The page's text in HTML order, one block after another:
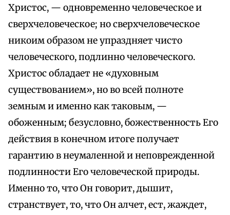
Христос, — одновременно человеческое и
сверхчеловеческое; но сверхчеловеческое
никоим образом не упраздняет чисто
человеческого, подлинно человеческого.
Христос обладает не «духовным
существованием», но во всей полноте
земным и именно как таковым, —
обоженным; безусловно, божественность Его
действия в конечном итоге получает
гарантию в неумаленной и неповрежденной
подлинности Его человеческой природы.
Именно то, что Он говорит, дышит,
странствует, то, что Он алчет, ест, жаждет,